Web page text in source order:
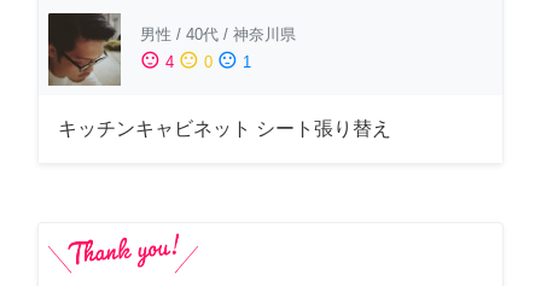
男性 / 40代 / 神奈川県
sentiment_satisfied 4 sentiment_neutral 0 sentiment_dissatisfied 1
キッチンキャビネット シート張り替え